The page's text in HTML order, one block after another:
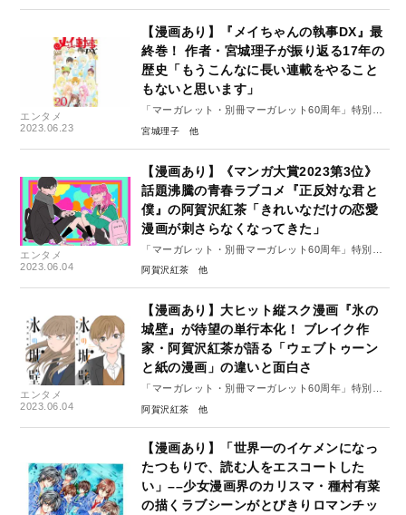
エンタメ
2023.06.23
【漫画あり】『メイちゃんの執事DX』最
終巻！ 作者・宮城理子が振り返る17年の
歴史「もうこんなに長い連載をやること
もないと思います」
「マーガレット・別冊マーガレット60周年」特別イ
ンタビュー#7（前編）
宮城理子
エンタメ
2023.06.04
【漫画あり】《マンガ大賞2023第3位》
話題沸騰の青春ラブコメ『正反対な君と
僕』の阿賀沢紅茶「きれいなだけの恋愛
漫画が刺さらなくなってきた」
「マーガレット・別冊マーガレット60周年」特別イ
ンタビュー#6（後編）
阿賀沢紅茶
エンタメ
2023.06.04
【漫画あり】大ヒット縦スク漫画『氷の
城壁』が待望の単行本化！ ブレイク作
家・阿賀沢紅茶が語る「ウェブトゥーン
と紙の漫画」の違いと面白さ
「マーガレット・別冊マーガレット60周年」特別イ
ンタビュー#6（前編）
阿賀沢紅茶
【漫画あり】「世界一のイケメンになっ
たつもりで、読む人をエスコートした
い」––少女漫画界のカリスマ・種村有菜
の描くラブシーンがとびきりロマンチッ